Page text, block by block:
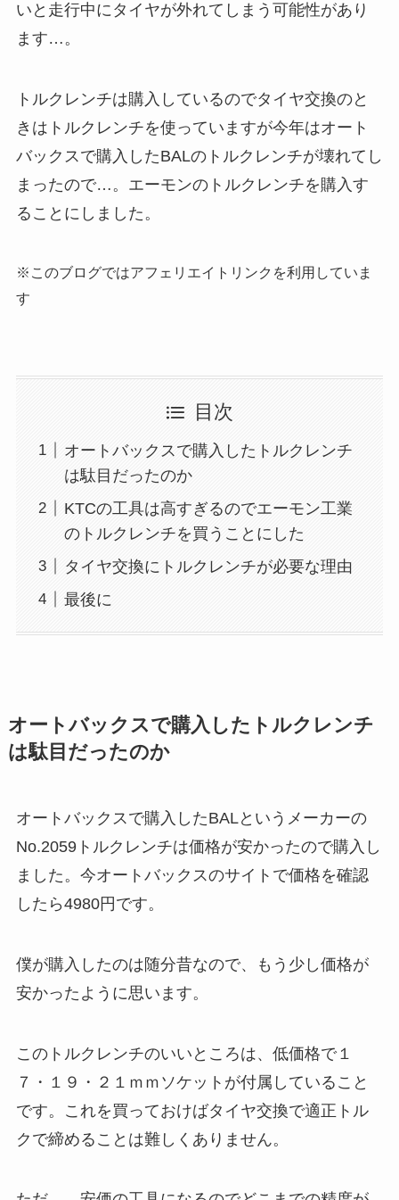
いと走行中にタイヤが外れてしまう可能性があり
ます…。
トルクレンチは購入しているのでタイヤ交換のと
きはトルクレンチを使っていますが今年はオート
バックスで購入したBALのトルクレンチが壊れてし
まったので…。エーモンのトルクレンチを購入す
ることにしました。
※このブログではアフェリエイトリンクを利用していま
す
目次
オートバックスで購入したトルクレンチ
は駄目だったのか
KTCの工具は高すぎるのでエーモン工業
のトルクレンチを買うことにした
タイヤ交換にトルクレンチが必要な理由
最後に
オートバックスで購入したトルクレンチ
は駄目だったのか
オートバックスで購入したBALというメーカーの
No.2059トルクレンチは価格が安かったので購入し
ました。今オートバックスのサイトで価格を確認
したら4980円です。
僕が購入したのは随分昔なので、もう少し価格が
安かったように思います。
このトルクレンチのいいところは、低価格で１
７・１９・２１ｍｍソケットが付属していること
です。これを買っておけばタイヤ交換で適正トル
クで締めることは難しくありません。